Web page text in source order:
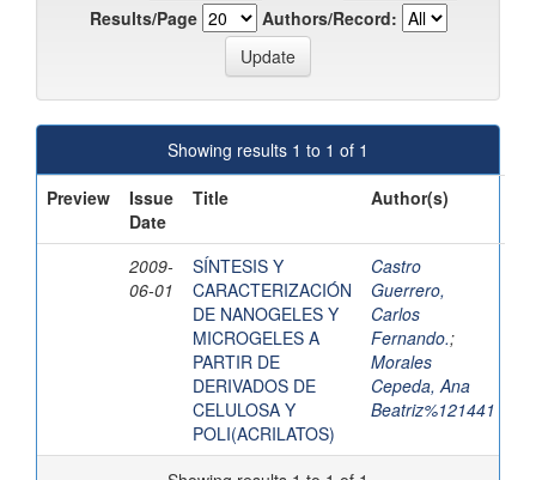
Results/Page
Authors/Record:
Showing results 1 to 1 of 1
Preview
Issue
Date
Title Author(s)
2009-
06-01
SÍNTESIS Y
CARACTERIZACIÓN
DE NANOGELES Y
MICROGELES A
PARTIR DE
DERIVADOS DE
CELULOSA Y
POLI(ACRILATOS)
Castro
Guerrero,
Carlos
Fernando.;
Morales
Cepeda, Ana
Beatriz%121441